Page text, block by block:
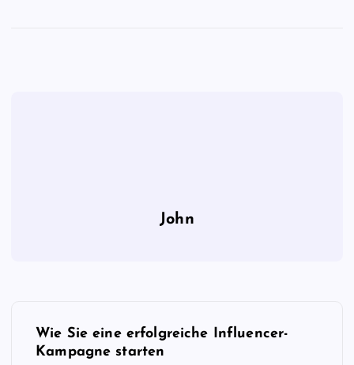
John
Wie Sie eine erfolgreiche Influencer-
Kampagne starten